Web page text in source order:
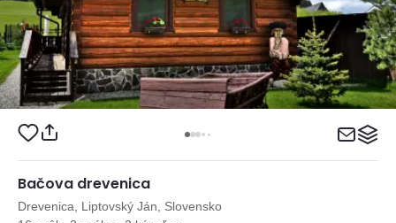
Bačova drevenica
Drevenica, Liptovský Ján, Slovensko